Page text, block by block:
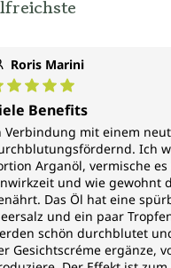
Roris Marini
Benefits
Verbindung mit einem
Ich
Arganöl, vermische
und wie gewohnt
Das Öl hat eine
und ein paar
schön durchblutet
Gesichtscréme ergänze,